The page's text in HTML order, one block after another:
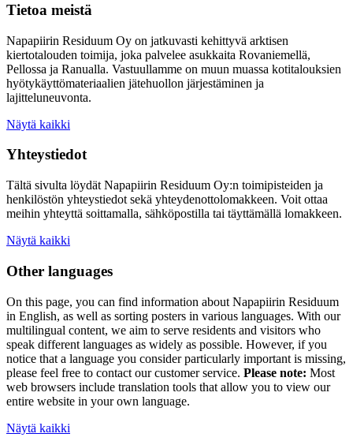
Tietoa meistä
Napapiirin Residuum Oy on jatkuvasti kehittyvä arktisen
kiertotalouden toimija, joka palvelee asukkaita Rovaniemellä,
Pellossa ja Ranualla. Vastuullamme on muun muassa kotitalouksien
hyötykäyttömateriaalien jätehuollon järjestäminen ja
lajitteluneuvonta.
Näytä kaikki
Yhteystiedot
Tältä sivulta löydät Napapiirin Residuum Oy:n toimipisteiden ja
henkilöstön yhteystiedot sekä yhteydenottolomakkeen. Voit ottaa
meihin yhteyttä soittamalla, sähköpostilla tai täyttämällä lomakkeen.
Näytä kaikki
Other languages
On this page, you can find information about Napapiirin Residuum
in English, as well as sorting posters in various languages. With our
multilingual content, we aim to serve residents and visitors who
speak different languages as widely as possible. However, if you
notice that a language you consider particularly important is missing,
please feel free to contact our customer service. Please note: Most
web browsers include translation tools that allow you to view our
entire website in your own language.
Näytä kaikki